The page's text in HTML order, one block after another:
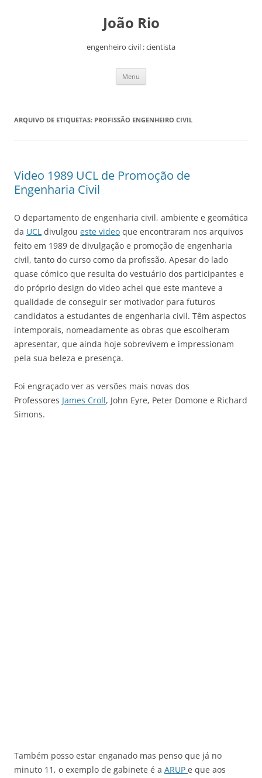
João Rio
engenheiro civil : cientista
Menu
ARQUIVO DE ETIQUETAS: PROFISSÃO ENGENHEIRO CIVIL
Video 1989 UCL de Promoção de
Engenharia Civil
O departamento de engenharia civil, ambiente e geomática
da UCL divulgou este video que encontraram nos arquivos
feito em 1989 de divulgação e promoção de engenharia
civil, tanto do curso como da profissão. Apesar do lado
quase cómico que resulta do vestuário dos participantes e
do próprio design do video achei que este manteve a
qualidade de conseguir ser motivador para futuros
candidatos a estudantes de engenharia civil. Têm aspectos
intemporais, nomeadamente as obras que escolheram
apresentar, que ainda hoje sobrevivem e impressionam
pela sua beleza e presença.
Foi engraçado ver as versões mais novas dos
Professores James Croll, John Eyre, Peter Domone e Richard
Simons.
Também posso estar enganado mas penso que já no
minuto 11, o exemplo de gabinete é a ARUP e que aos